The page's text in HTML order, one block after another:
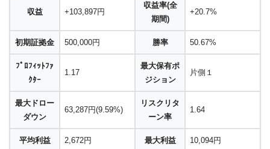
収益 +103,897円
収益率(全
期間)
+20.7%
初期証拠金 500,000円 勝率 50.67%
ﾌﾟﾛﾌｨｯﾄﾌｧ
ｸﾀｰ
1.17
最大保有ポ
ジション
片側１
最大ドロー
ダウン
63,287円(9.59%)
リスクリタ
ーン率
1.64
平均利益 2,672円 最大利益 10,094円